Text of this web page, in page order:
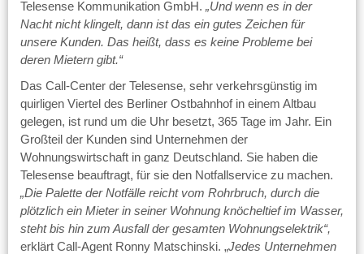
Telesense Kommunikation GmbH. „Und wenn es in der
Nacht nicht klingelt, dann ist das ein gutes Zeichen für
unsere Kunden. Das heißt, dass es keine Probleme bei
deren Mietern gibt.“
Das Call-Center der Telesense, sehr verkehrsgünstig im
quirligen Viertel des Berliner Ostbahnhof in einem Altbau
gelegen, ist rund um die Uhr besetzt, 365 Tage im Jahr. Ein
Großteil der Kunden sind Unternehmen der
Wohnungswirtschaft in ganz Deutschland. Sie haben die
Telesense beauftragt, für sie den Notfallservice zu machen.
„Die Palette der Notfälle reicht vom Rohrbruch, durch die
plötzlich ein Mieter in seiner Wohnung knöcheltief im Wasser,
steht bis hin zum Ausfall der gesamten Wohnungselektrik“,
erklärt Call-Agent Ronny Matschinski. „Jedes Unternehmen